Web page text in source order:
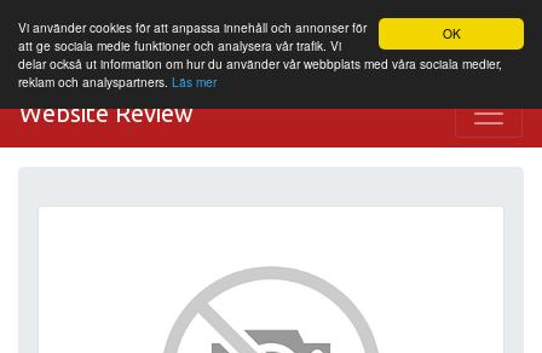
OK
Vi använder cookies för att anpassa innehåll och annonser för
att ge sociala medie funktioner och analysera vår trafik. Vi
delar också ut information om hur du använder vår webbplats med våra sociala medier,
reklam och analyspartners. Läs mer
Website Review